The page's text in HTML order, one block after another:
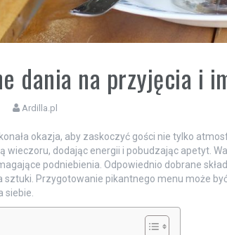
dania na przyjęcia i
Ardilla.pl
okazja, aby zaskoczyć gości nie tylko
wieczoru, dodając energii i pobudzając apetyt.
podniebienia. Odpowiednio dobrane
sztuki. Przygotowanie pikantnego menu może
siebie.